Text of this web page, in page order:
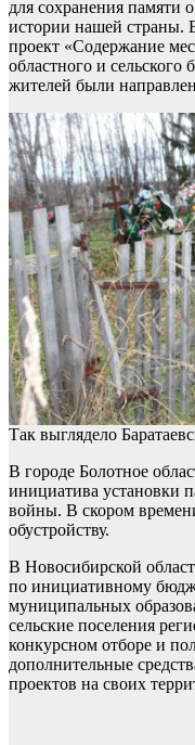
для сохранения памяти
истории нашей страны.
проект «Содержание
областного и
жителей были
Так выглядело
В городе Болотное
инициатива установки
войны. В скором
обустройству.
В Новосибирской
по инициативному
муниципальных
сельские поселения
конкурсном отборе и
дополнительные
проектов на своих